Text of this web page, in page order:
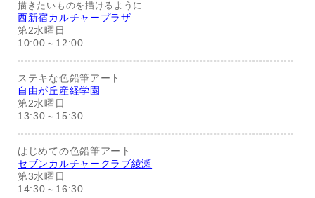
描きたいものを描けるように
西新宿カルチャープラザ
第2水曜日
10:00～12:00
ステキな色鉛筆アート
自由が丘産経学園
第2水曜日
13:30～15:30
はじめての色鉛筆アート
セブンカルチャークラブ綾瀬
第3水曜日
14:30～16:30